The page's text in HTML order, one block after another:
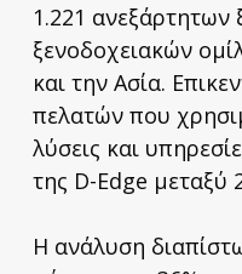
1.221 ανεξάρτητων
ξενοδοχειακών
και την Ασία.
πελατών που
λύσεις και
της D-Edge μεταξύ
Η ανάλυση